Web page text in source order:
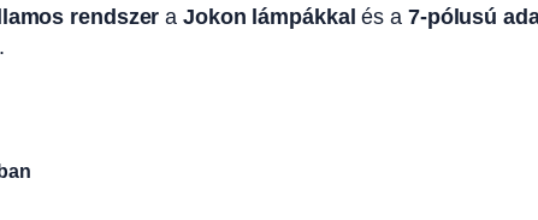
rendszer aJokon lámpákkal és a 7-pólusú